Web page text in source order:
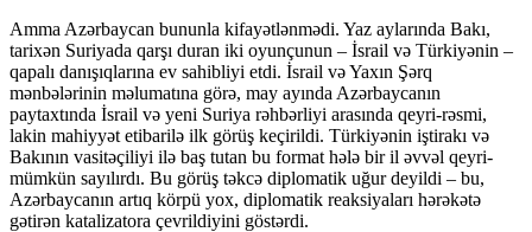
Amma Azərbaycan bununla kifayətlənmədi. Yaz aylarında Bakı,
tarixən Suriyada qarşı duran iki oyunçunun – İsrail və Türkiyənin –
qapalı danışıqlarına ev sahibliyi etdi. İsrail və Yaxın Şərq
mənbələrinin məlumatına görə, may ayında Azərbaycanın
paytaxtında İsrail və yeni Suriya rəhbərliyi arasında qeyri-rəsmi,
lakin mahiyyət etibarilə ilk görüş keçirildi. Türkiyənin iştirakı və
Bakının vasitəçiliyi ilə baş tutan bu format hələ bir il əvvəl qeyri-
mümkün sayılırdı. Bu görüş təkcə diplomatik uğur deyildi – bu,
Azərbaycanın artıq körpü yox, diplomatik reaksiyaları hərəkətə
gətirən katalizatora çevrildiyini göstərdi.